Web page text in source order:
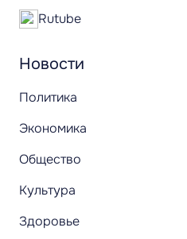
Новости
Политика
Экономика
Общество
Культура
Здоровье
Rutube